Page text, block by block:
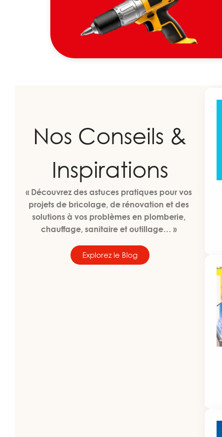
Nos Conseils &
Inspirations
« Découvrez des astuces pratiques pour vos
projets de bricolage, de rénovation et des
solutions à vos problèmes en plomberie,
chauffage, sanitaire et outillage… »
Explorez le Blog